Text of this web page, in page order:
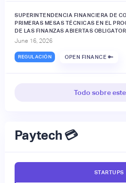
SUPERINTENDENCIA FINANCIERA DE
PRIMERAS MESAS TÉCNICAS EN EL
DE LAS FINANZAS ABIERTAS
June 16, 2026
REGULACIÓN OPEN FINANCE 🔑
Todo sobre
Paytech 💳
STARTUPS